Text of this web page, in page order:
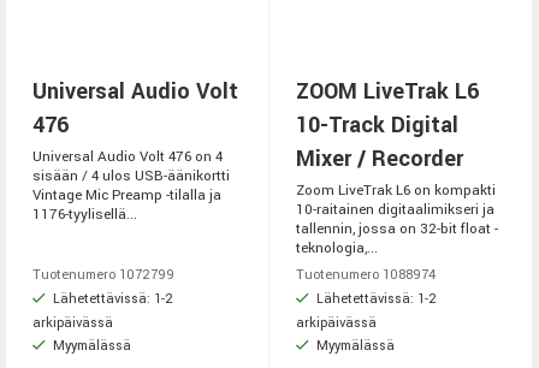
Universal Audio Volt
476
Universal Audio Volt 476 on 4
sisään / 4 ulos USB-äänikortti
Vintage Mic Preamp -tilalla ja
1176-tyylisellä...
Tuotenumero 1072799
Lähetettävissä: 1-2
arkipäivässä
Myymälässä
ZOOM LiveTrak L6
10-Track Digital
Mixer / Recorder
Zoom LiveTrak L6 on kompakti
10-raitainen digitaalimikseri ja
tallennin, jossa on 32-bit float -
teknologia,...
Tuotenumero 1088974
Lähetettävissä: 1-2
arkipäivässä
Myymälässä